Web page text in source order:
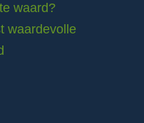
waard?
waardevolle